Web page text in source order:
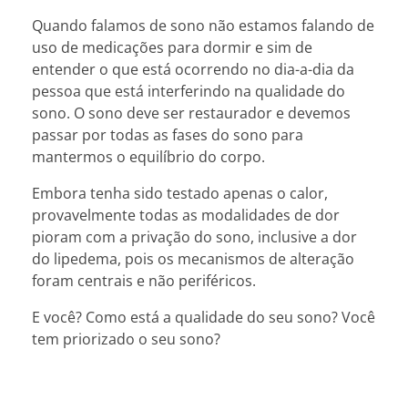
Quando falamos de sono não estamos falando de
uso de medicações para dormir e sim de
entender o que está ocorrendo no dia-a-dia da
pessoa que está interferindo na qualidade do
sono. O sono deve ser restaurador e devemos
passar por todas as fases do sono para
mantermos o equilíbrio do corpo.
Embora tenha sido testado apenas o calor,
provavelmente todas as modalidades de dor
pioram com a privação do sono, inclusive a dor
do lipedema, pois os mecanismos de alteração
foram centrais e não periféricos.
E você? Como está a qualidade do seu sono? Você
tem priorizado o seu sono?